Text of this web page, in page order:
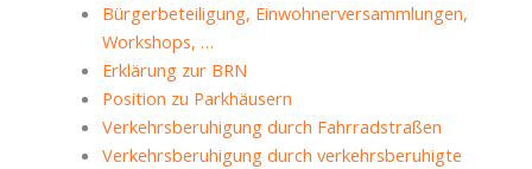
Bürgerbeteiligung, Einwohnerversammlungen,
Workshops, …
Erklärung zur BRN
Position zu Parkhäusern
Verkehrsberuhigung durch Fahrradstraßen
Verkehrsberuhigung durch verkehrsberuhigte